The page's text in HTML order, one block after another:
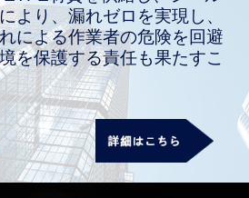
より、漏れゼロを実現し、
による作業者の危険を回避
を保護する責任も果たすこ